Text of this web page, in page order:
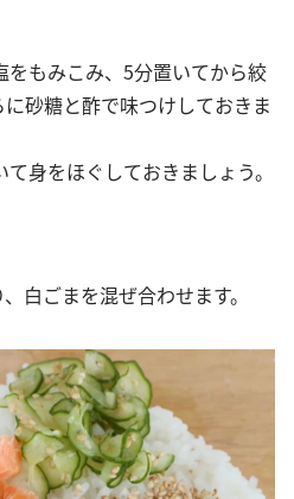
をもみこみ、5分置いてから絞
砂糖と酢で味つけしておきま
身をほぐしておきましょう。
白ごまを混ぜ合わせます。